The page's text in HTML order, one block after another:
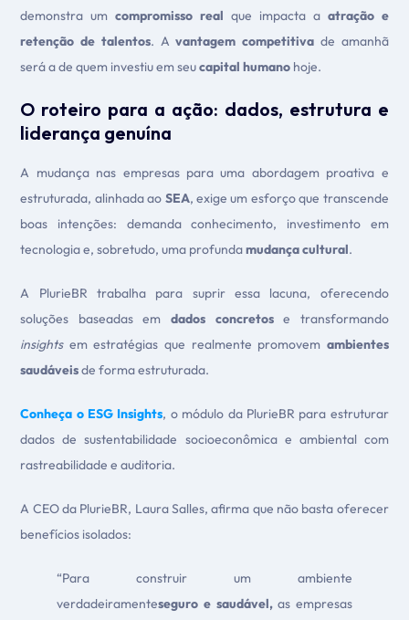
demonstra umcompromisso real que impacta a atração e
retenção de talentos. Avantagem competitiva de amanhã
será a de quem investiu em seucapital humano hoje.
O roteiro para a ação: dados, estrutura e
liderança genuína
A mudança nas empresas para uma abordagem proativa e
estruturada, alinhada ao SEA, exige um esforço que transcende
boas intenções: demanda conhecimento, investimento em
tecnologia e, sobretudo, uma profundamudança cultural.
A PlurieBR trabalha para suprir essa lacuna, oferecendo
soluções baseadas em dados concretose transformando
insightsem estratégias que realmente promovem ambientes
saudáveisde forma estruturada.
Conheça o ESG Insights, o módulo da PlurieBR para estruturar
dados de sustentabilidade socioeconômica e ambiental com
rastreabilidade e auditoria.
A CEO da PlurieBR, Laura Salles, afirma que não basta oferecer
benefícios isolados:
“Para construir um ambiente
verdadeiramenteseguro e saudável,as empresas